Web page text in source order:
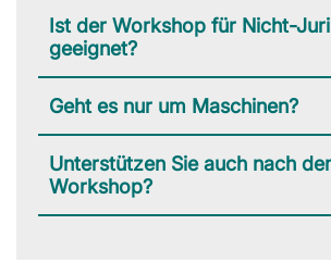
Ist der Workshop für Nicht-
geeignet?
Geht es nur um Maschinen?
Unterstützen Sie auch nach
Workshop?